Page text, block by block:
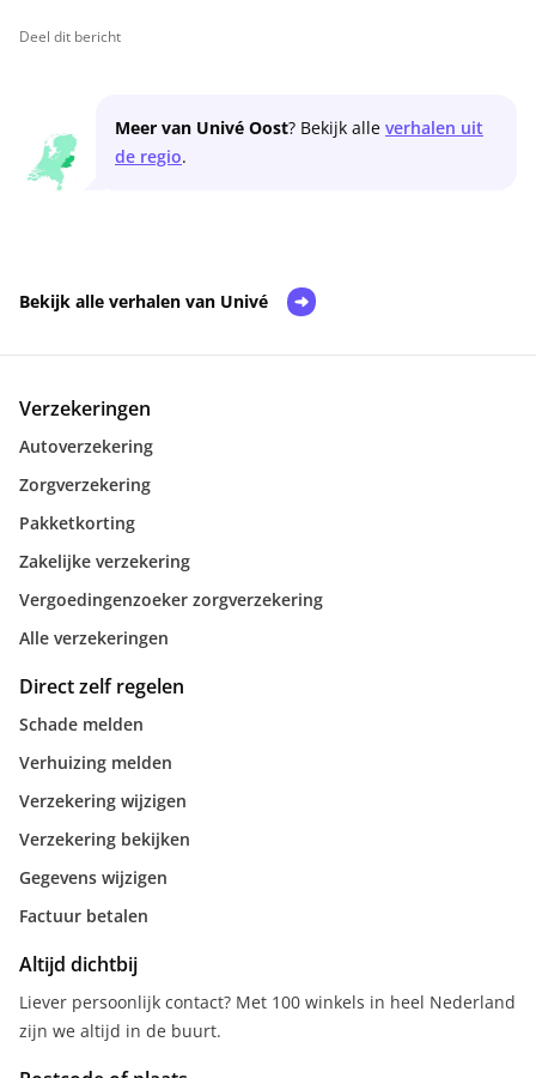
Deel dit bericht
Meer van Univé Oost? Bekijk alle verhalen uit
de regio.
Bekijk alle verhalen van Univé
Verzekeringen
Autoverzekering
Zorgverzekering
Pakketkorting
Zakelijke verzekering
Vergoedingenzoeker zorgverzekering
Alle verzekeringen
Direct zelf regelen
Schade melden
Verhuizing melden
Verzekering wijzigen
Verzekering bekijken
Gegevens wijzigen
Factuur betalen
Altijd dichtbij
Liever persoonlijk contact? Met 100 winkels in heel Nederland
zijn we altijd in de buurt.